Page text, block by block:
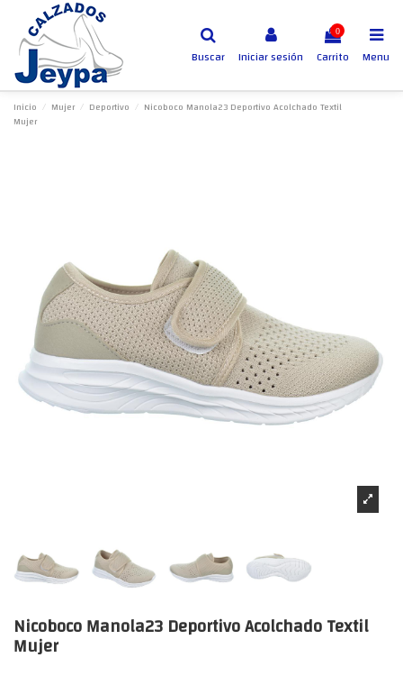
Buscar Iniciar sesión
0
Carrito Menu
Inicio Mujer Deportivo
Nicoboco Manola23 Deportivo Acolchado Textil
Mujer
Nicoboco Manola23 Deportivo Acolchado Textil
Mujer